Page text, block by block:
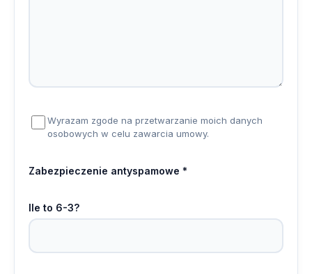
Wyrazam zgode na przetwarzanie moich danych
osobowych w celu zawarcia umowy.
Zabezpieczenie antyspamowe *
Ile to 6-3?